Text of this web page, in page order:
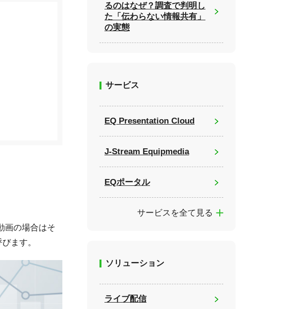
画の場合はそ
ます。
るのはなぜ？調査で判明し
た「伝わらない情報共有」
の実態
サービス
EQ Presentation Cloud
J-Stream Equipmedia
EQポータル
サービスを全て見る
ソリューション
ライブ配信